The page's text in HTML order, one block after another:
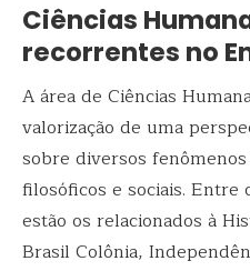
Ciências
recorrentes no
A área de Ciências
valorização de uma
sobre diversos
filosóficos e sociais. Entre
estão os relacionados à
Brasil Colônia,